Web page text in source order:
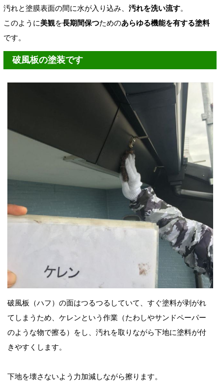
汚れと塗膜表面の間に水が入り込み、 汚れを洗い流す。
このように美観を長期間保つためのあらゆる機能を有する塗料
です。
破風板の塗装です
破風板（ハフ）の面はつるつるしていて、すぐ塗料が剥がれ
てしまうため、ケレンという作業（たわしやサンドペーパー
のような物で擦る）をし、汚れを取りながら下地に塗料が付
きやすくします。
下地を壊さないよう力加減しながら擦ります。